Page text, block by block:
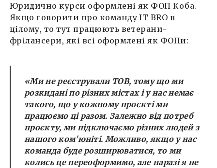
Юридично курси оформлені як ФОП Коба.
Якщо говорити про команду IT BRO в
цілому, то тут працюють ветерани-
фрілансери, які всі оформлені як ФОПи:
«Ми не реєстрували ТОВ, тому що ми
розкидані по різних містах і у нас немає
такого, що у кожному проєкті ми
працюємо ці разом. Залежно від потреб
проєкту, ми підключаємо різних людей з
нашого ком'юніті. Можливо, якщо у нас
команда буде розширюватися, то ми
колись це переоформимо, але наразі я не